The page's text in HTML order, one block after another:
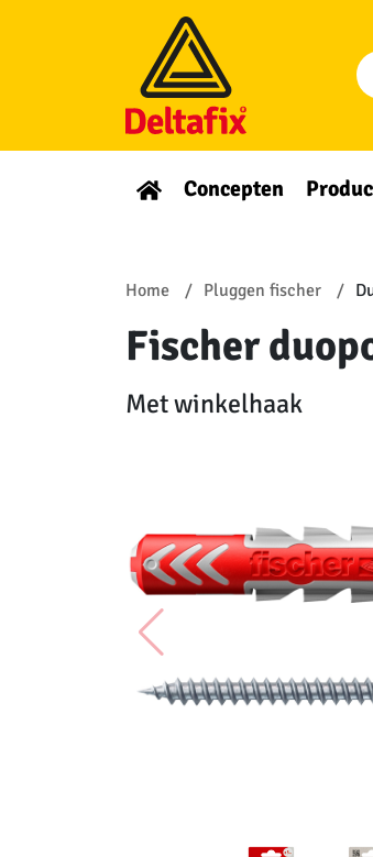
Concepten
Home Pluggen fischer
Fischer
Met winkelhaak